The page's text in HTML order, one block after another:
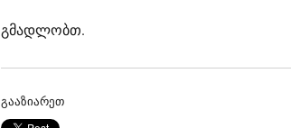
გმადლობთ.
გააზიარეთ